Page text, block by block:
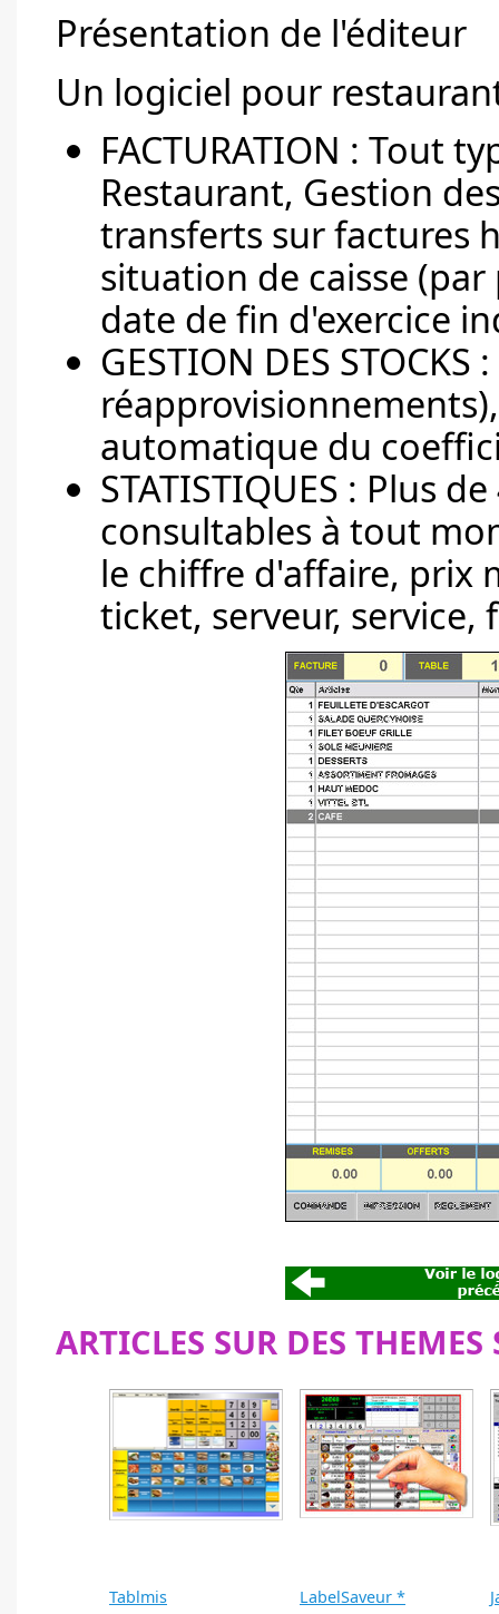
Présentation de l'éditeur
Un logiciel pour
FACTURATION : Tout
Restaurant, Gestion
transferts sur factures
situation de caisse
date de fin d'exercice
GESTION DES
automatique du
STATISTIQUES : Plus
consultables à tout
le chiffre d'affaire, prix
ticket, serveur,
ARTICLES SUR DES
Tablmis LabelSaveur *